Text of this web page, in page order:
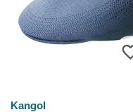
Kangol